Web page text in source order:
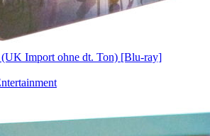
Import ohne dt. Ton) [Blu-ray]